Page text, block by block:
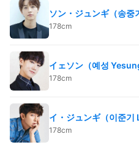
ソン・ジュンギ（송중
178cm
イェソン（예성
178cm
イ・ジュンギ（이준기
178cm